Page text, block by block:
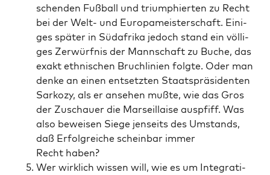
schen­den Fuß­ball und tri­um­phier­ten zu Recht
bei der Welt- und Euro­pa­meis­ter­schaft. Eini­
ges spä­ter in Süd­afri­ka jedoch stand ein völ­li­
ges Zer­würf­nis der Mann­schaft zu Buche, das
exakt eth­ni­schen Bruch­li­ni­en folg­te. Oder man
den­ke an einen ent­setz­ten Staats­prä­si­den­ten
Sar­ko­zy, als er anse­hen muß­te, wie das Gros
der Zuschau­er die Mar­seil­lai­se aus­pfiff. Was
also bewei­sen Sie­ge jen­seits des Umstands,
daß Erfolg­rei­che schein­bar immer
Recht haben?
Wer wirk­lich wis­sen will, wie es um Inte­gra­ti­